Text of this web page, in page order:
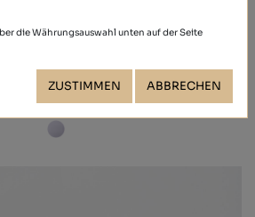
39,40 €
die Währungsauswahl unten auf der Seite
ZUSTIMMEN ABBRECHEN